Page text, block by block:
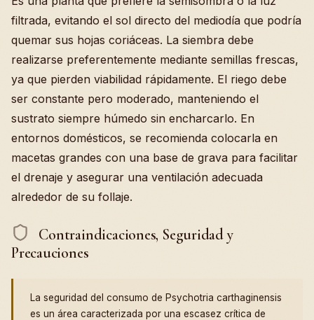
filtrada, evitando el sol directo del mediodía que podría
quemar sus hojas coriáceas. La siembra debe
realizarse preferentemente mediante semillas frescas,
ya que pierden viabilidad rápidamente. El riego debe
ser constante pero moderado, manteniendo el
sustrato siempre húmedo sin encharcarlo. En
entornos domésticos, se recomienda colocarla en
macetas grandes con una base de grava para facilitar
el drenaje y asegurar una ventilación adecuada
alrededor de su follaje.
Contraindicaciones, Seguridad y
Precauciones
La seguridad del consumo de Psychotria carthaginensis
es un área caracterizada por una escasez crítica de